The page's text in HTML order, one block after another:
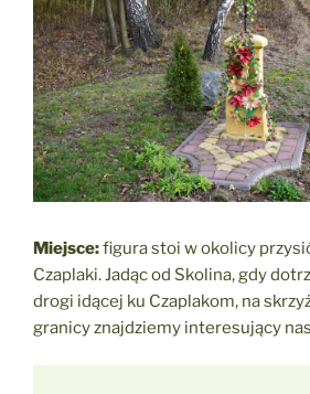
Miejsce:figura stoi w okolicy
Czaplaki. Jadąc od Skolina, gdy
drogi idącej ku Czaplakom, na
granicy znajdziemy interesujący